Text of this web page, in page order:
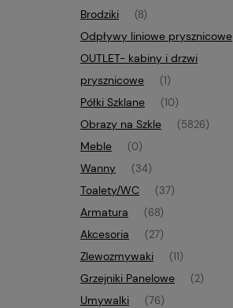
Brodziki (8)
Odpływy liniowe prysznicowe
OUTLET- kabiny i drzwi
prysznicowe
(1)
Półki Szklane (10)
Obrazy na Szkle (5826)
Meble (0)
Wanny (34)
Toalety/WC (37)
Armatura (68)
Akcesoria (27)
Zlewozmywaki (11)
Grzejniki Panelowe (2)
Umywalki (76)